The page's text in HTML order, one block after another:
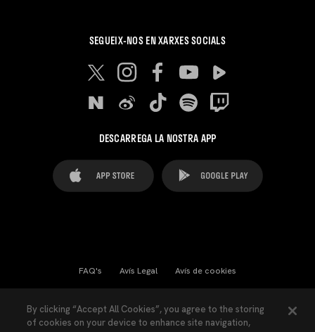
SEGUEIX-NOS EN XARXES SOCIALS
DESCARREGA LA NOSTRA APP
FAQ's Avís Legal Avís de cookies
Llei de Transparència Política de Privacitat
By clicking “Accept All Cookies”, you agree to the storing
of cookies on your device to enhance site navigation,